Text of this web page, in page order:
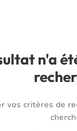
n'a
vos critères de